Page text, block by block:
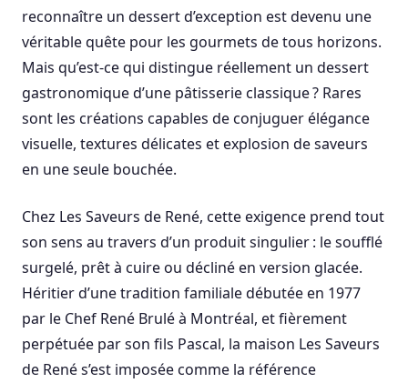
reconnaître un dessert d’exception est devenu une
véritable quête pour les gourmets de tous horizons.
Mais qu’est-ce qui distingue réellement un dessert
gastronomique d’une pâtisserie classique ? Rares
sont les créations capables de conjuguer élégance
visuelle, textures délicates et explosion de saveurs
en une seule bouchée.
Chez Les Saveurs de René, cette exigence prend tout
son sens au travers d’un produit singulier : le soufflé
surgelé, prêt à cuire ou décliné en version glacée.
Héritier d’une tradition familiale débutée en 1977
par le Chef René Brulé à Montréal, et fièrement
perpétuée par son fils Pascal, la maison Les Saveurs
de René s’est imposée comme la référence